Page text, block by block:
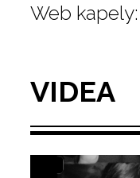
Web kapely:
VIDEA